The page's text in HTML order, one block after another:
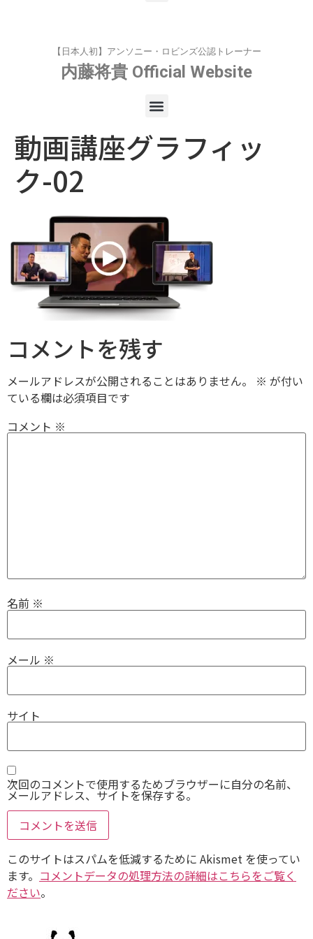
【日本人初】アンソニー・ロビンズ公認トレーナー
内藤将貴 Official Website
動画講座グラフィッ
ク-02
コメントを残す
メールアドレスが公開されることはありません。 ※ が付い
ている欄は必須項目です
コメント ※
名前 ※
メール ※
サイト
次回のコメントで使用するためブラウザーに自分の名前、
メールアドレス、サイトを保存する。
このサイトはスパムを低減するために Akismet を使ってい
ます。 コメントデータの処理方法の詳細はこちらをご覧く
ださい。